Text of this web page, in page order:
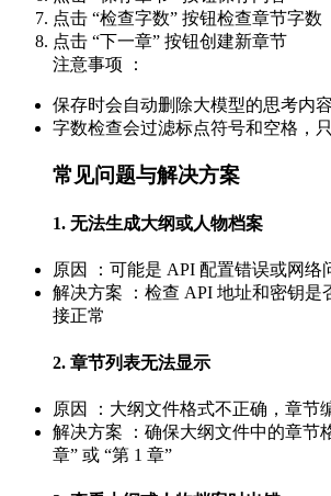
点击 “检查字数” 按钮检查章节字数
点击 “下一章” 按钮创建新章节
注意事项 ：
保存时会自动删除大模型的思考内容
字数检查会过滤标点符号和空格，
常见问题与解决方案
1. 无法生成大纲或人物档案
原因 ：可能是 API 配置错误或网络
解决方案 ：检查 API 地址和密钥是
接正常
2. 章节列表无法显示
原因 ：大纲文件格式不正确，章节
解决方案 ：确保大纲文件中的章节
章” 或 “第 1 章”